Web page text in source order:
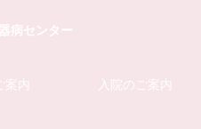
案内 入院のご案内